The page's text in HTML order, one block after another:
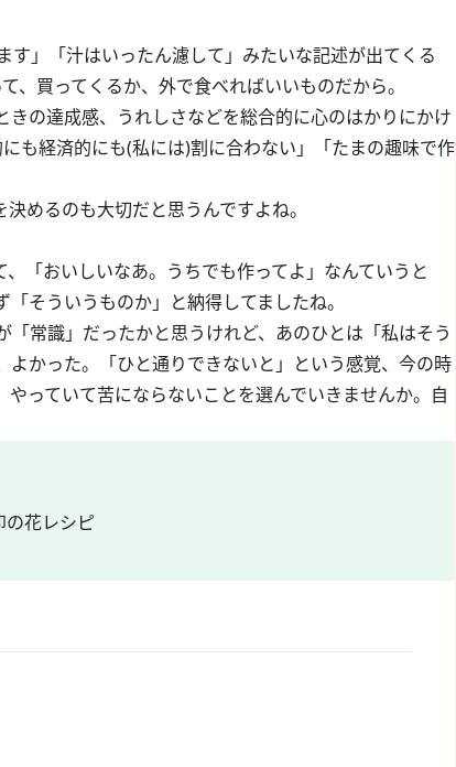
」「汁はいったん濾して」みたいな記述が出てくる
、買ってくるか、外で食べればいいものだから。
の達成感、うれしさなどを総合的に心のはかりにかけ
も経済的にも(私には)割に合わない」「たまの趣味で作
めるのも大切だと思うんですよね。
「おいしいなあ。うちでも作ってよ」なんていうと
そういうものか」と納得してましたね。
常識」だったかと思うけれど、あのひとは「私はそう
かった。「ひと通りできないと」という感覚、今の時
っていて苦にならないことを選んでいきませんか。自
の花レシピ